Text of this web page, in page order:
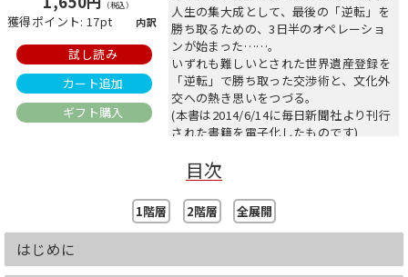
（税込）
獲得ポイント: 17pt 内訳
試し読み
カート追加
ギフト購入
人生の集大成として、最後の「逆転」を
勝ち取るための、3日半のオペレーショ
ンが始まった……。
いずれも難しいとされた世界遺産登録を
「逆転」で勝ち取った交渉術と、文化外
交への熱き思いをつづる。
(本書は2014/6/14に毎日新聞社より刊行
された書籍を電子化したものです)
目次
1階層 2階層 全展開
はじめに